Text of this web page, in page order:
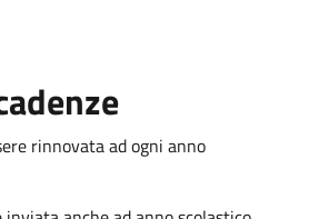
rinnovata ad ogni anno